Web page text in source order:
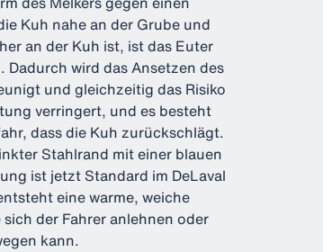
Kuh nahe an der Grube und
an der Kuh ist, ist das Euter
Dadurch wird das Ansetzen des
und gleichzeitig das Risiko
verringert, und es besteht
dass die Kuh zurückschlägt.
Stahlrand mit einer blauen
ist jetzt Standard im DeLaval
eine warme, weiche
der Fahrer anlehnen oder
kann.